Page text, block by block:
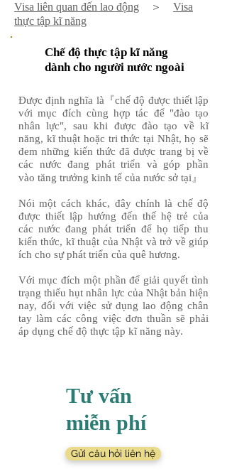
Visa liên quan đến lao động ＞ Visa
thực tập kĩ năng
Chế độ thực tập kĩ năng
dành cho người nước ngoài
​Được định nghĩa là『chế độ được thiết lập
với mục đích cùng hợp tác để "đào tạo
nhân lực", sau khi được đào tạo về kĩ
năng, kĩ thuật hoặc tri thức tại Nhật, họ sẽ
đem những kiến thức đã được trang bị về
các nước đang phát triển và góp phần
vào tăng trưởng kinh tế của nước sở tại』
Nói một cách khác, đây chính là chế độ
được thiết lập hướng đến thế hệ trẻ của
các nước đang phát triển để họ tiếp thu
kiến thức, kĩ thuật của Nhật và trở về giúp
ích cho sự phát triển của quê hương.
​Với mục đích một phần để giải quyết tình
trạng thiếu hụt nhân lực của Nhật bản hiện
nay, đối với việc sử dụng lao động chân
tay làm các công việc đơn thuần sẽ phải
áp dụng chế độ thực tập kĩ năng này.
Tư vấn
miễn phí
Gửi câu hỏi liên hệ